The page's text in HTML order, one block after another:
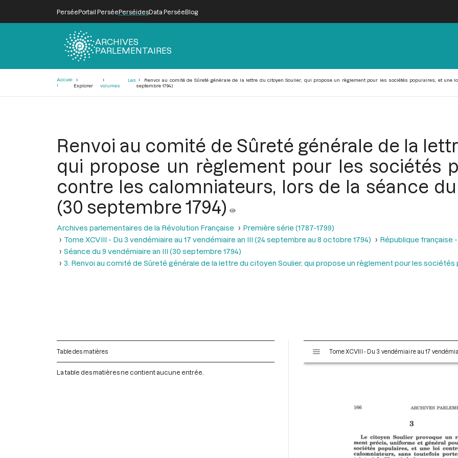
PerséePortail PerséePerséidesData PerséeBlog
ARCHIVES
PARLEMENTAIRES
Accuei
l
Explorer
Les
volumes
Renvoi au comité de Sûreté générale de la lettre du citoyen Soulier, qui propose un règlement pour les sociétés populaires, et
septembre 1794)
Renvoi au comité de Sûreté générale de la
qui propose un règlement pour les sociétés
contre les calomniateurs, lors de la séance
(30 septembre 1794)
Archives parlementaires de la Révolution Française
Première série (1787-1799)
Tome XCVIII - Du 3 vendémiaire au 17 vendémiaire an III (24 septembre au 8 octobre 1794)
République française
Séance du 9 vendémiaire an III (30 septembre 1794)
3. Renvoi au comité de Sûreté générale de la lettre du citoyen Soulier, qui propose un règlement pour les
Table des matières
La table des matières ne contient aucune entrée.
s
Tome XCVIII - Du 3 vendémiaire au 17